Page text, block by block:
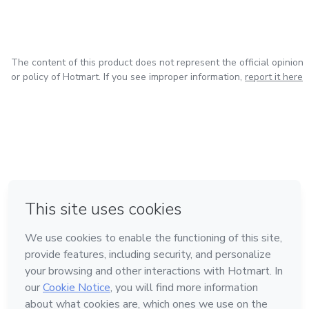
The content of this product does not represent the official opinion
or policy of Hotmart. If you see improper information, report it here
Made with❤ in Mexico City
Learn about Hotmart